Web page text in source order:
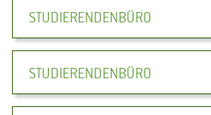
STUDIERENDENBÜRO
STUDIERENDENBÜRO